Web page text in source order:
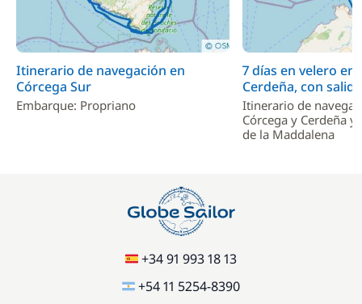
Itinerario de navegación en
Córcega Sur
Embarque: Propriano
7 días en velero
Cerdeña, con
Itinerario de
Córcega y Cerdeña
de la Maddalena
+34 91 993 18 13
+54 11 5254-8390